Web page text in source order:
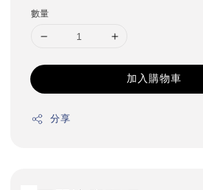
數量
加入購物車
分享